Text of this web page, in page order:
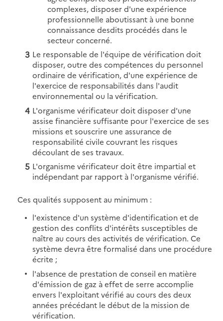
complexes, disposer d'une expérience
professionnelle aboutissant à une bonne
connaissance desdits procédés dans le
secteur concerné.
Le responsable de l'équipe de vérification doit
disposer, outre des compétences du personnel
ordinaire de vérification, d'une expérience de
l'exercice de responsabilités dans l'audit
environnemental ou la vérification.
L'organisme vérificateur doit disposer d'une
assise financière suffisante pour l'exercice de ses
missions et souscrire une assurance de
responsabilité civile couvrant les risques
découlant de ses travaux.
L'organisme vérificateur doit être impartial et
indépendant par rapport à l'organisme vérifié.
Ces qualités supposent au minimum :
l'existence d'un système d'identification et de
gestion des conflits d'intérêts susceptibles de
naître au cours des activités de vérification. Ce
système devra être formalisé dans une procédure
écrite ;
l'absence de prestation de conseil en matière
d'émission de gaz à effet de serre accomplie
envers l'exploitant vérifié au cours des deux
années précédant le début de la mission de
vérification.